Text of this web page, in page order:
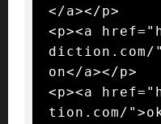
</a></p>
<p><a
on</a></p>
<p><a
tion.com/